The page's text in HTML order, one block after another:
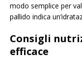
modo semplice per
pallido indica
Consigli
efficace